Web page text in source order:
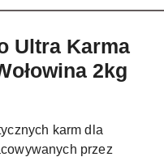
Ultra Karma
2kg
karm dla
przez